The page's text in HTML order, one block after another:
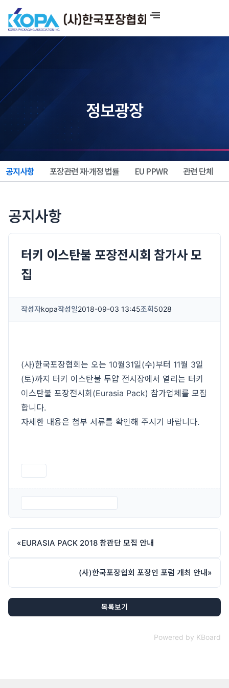
너
정보광장
공지사항 포장관련 재·개정 법률 EU PPWR 관련 단체
공지사항
터키 이스탄불 포장전시회 참가사 모
집
작성자kopa작성일2018-09-03 13:45조회 5028
(사)한국포장협회는 오는 10월31일(수)부터 11월 3일
(토)까지 터키 이스탄불 투얍 전시장에서 열리는 터키
이스탄불 포장전시회(Eurasia Pack) 참가업체를 모집
합니다.
자세한 내용은 첨부 서류를 확인해 주시기 바랍니다.
«EURASIA PACK 2018 참관단 모집 안내
(사)한국포장협회 포장인 포럼 개최 안내»
목록보기
Powered by KBoard